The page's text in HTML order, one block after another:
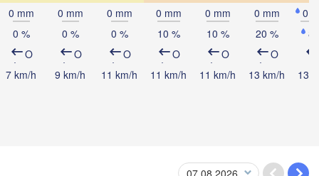
0 mm
0 %
O
7 km/h
0 mm
0 %
O
9 km/h
0 mm
0 %
O
11 km/h
0 mm
10 %
O
11 km/h
0 mm
10 %
O
11 km/h
0 mm
20 %
O
13 km/h
13